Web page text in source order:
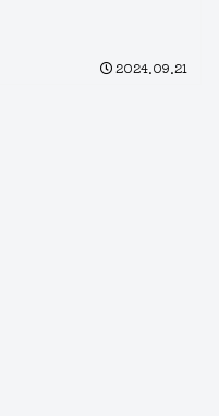
2024.09.21